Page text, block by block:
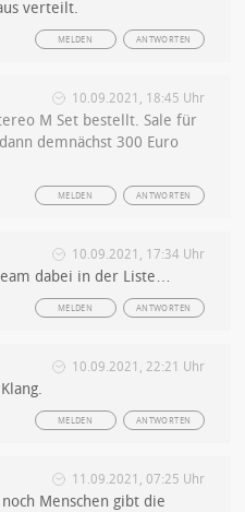
verteilt.
ANTWORTEN
MELDEN
10.09.2021, 18:45 Uhr
M Set bestellt. Sale für
demnächst 300 Euro
ANTWORTEN
MELDEN
10.09.2021, 17:34 Uhr
dabei in der Liste…
ANTWORTEN
MELDEN
10.09.2021, 22:21 Uhr
ANTWORTEN
MELDEN
11.09.2021, 07:25 Uhr
Menschen gibt die